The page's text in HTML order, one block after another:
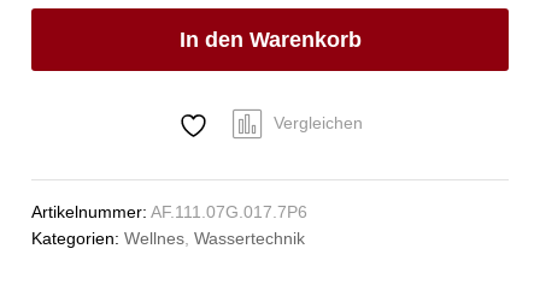
1/2"
In den Warenkorb
Vergleichen
Artikelnummer:AF.111.07G.017.7P6
Kategorien:Wellnes,Wassertechnik